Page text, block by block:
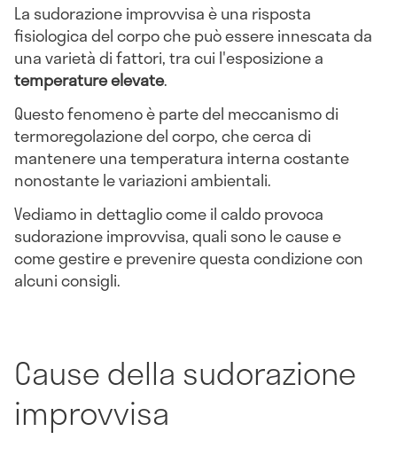
La sudorazione improvvisa è una risposta
fisiologica del corpo che può essere innescata da
una varietà di fattori, tra cui l'esposizione a
temperature elevate.
Questo fenomeno è parte del meccanismo di
termoregolazione del corpo, che cerca di
mantenere una temperatura interna costante
nonostante le variazioni ambientali.
Vediamo in dettaglio come il caldo provoca
sudorazione improvvisa, quali sono le cause e
come gestire e prevenire questa condizione con
alcuni consigli.
Cause della sudorazione
improvvisa